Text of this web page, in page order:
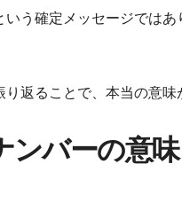
う確定メッセージではあ
返ることで、本当の意味
ンバーの意味